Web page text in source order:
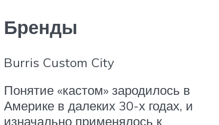
Бренды
Burris Custom City
Понятие «кастом» зародилось в
Америке в далеких 30-х годах, и
изначально применялось к